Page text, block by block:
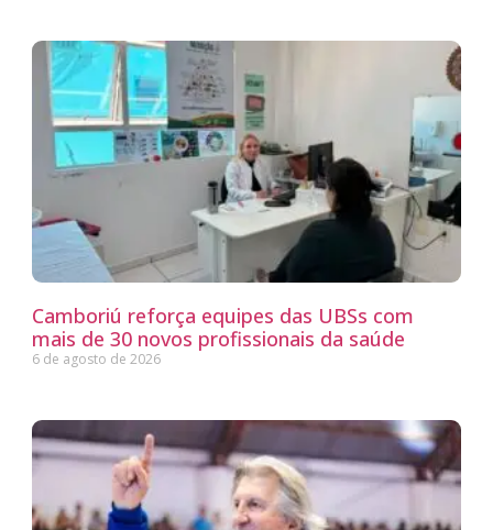
Camboriú reforça equipes das UBSs com
mais de 30 novos profissionais da saúde
6 de agosto de 2026